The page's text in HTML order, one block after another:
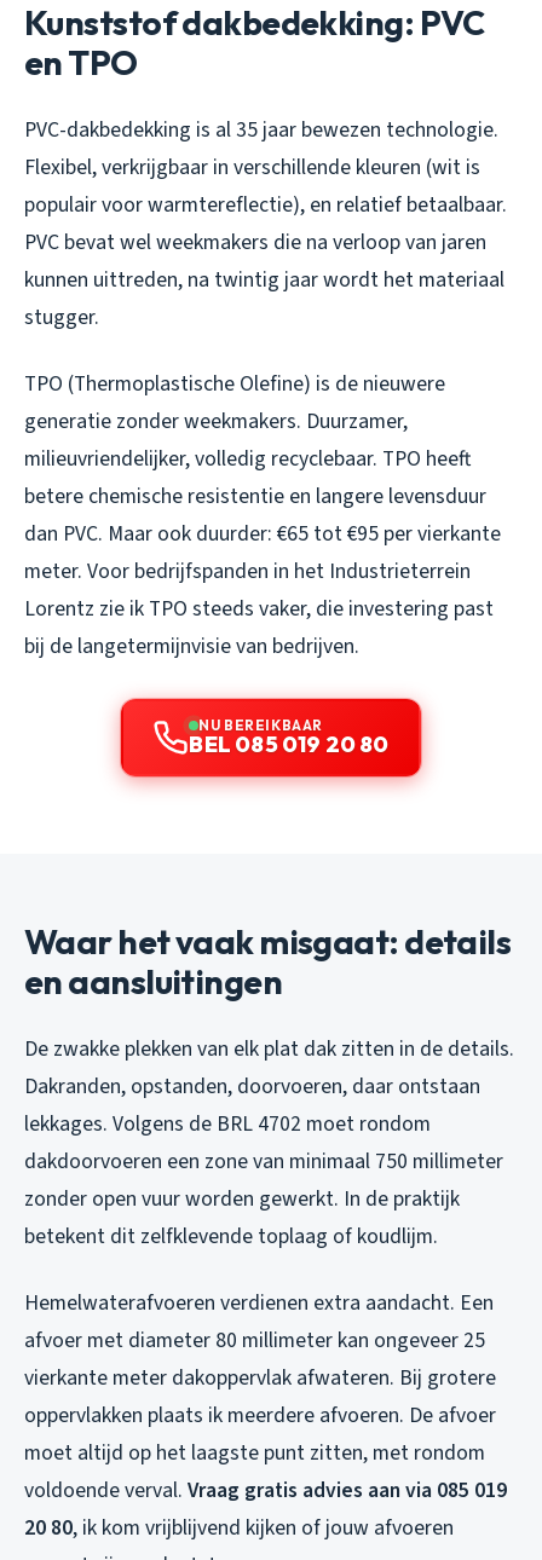
Kunststof dakbedekking: PVC
en TPO
PVC-dakbedekking is al 35 jaar bewezen technologie.
Flexibel, verkrijgbaar in verschillende kleuren (wit is
populair voor warmtereflectie), en relatief betaalbaar.
PVC bevat wel weekmakers die na verloop van jaren
kunnen uittreden, na twintig jaar wordt het materiaal
stugger.
TPO (Thermoplastische Olefine) is de nieuwere
generatie zonder weekmakers. Duurzamer,
milieuvriendelijker, volledig recyclebaar. TPO heeft
betere chemische resistentie en langere levensduur
dan PVC. Maar ook duurder: €65 tot €95 per vierkante
meter. Voor bedrijfspanden in het Industrieterrein
Lorentz zie ik TPO steeds vaker, die investering past
bij de langetermijnvisie van bedrijven.
NU BEREIKBAAR
BEL 085 019 20 80
Waar het vaak misgaat: details
en aansluitingen
De zwakke plekken van elk plat dak zitten in de details.
Dakranden, opstanden, doorvoeren, daar ontstaan
lekkages. Volgens de BRL 4702 moet rondom
dakdoorvoeren een zone van minimaal 750 millimeter
zonder open vuur worden gewerkt. In de praktijk
betekent dit zelfklevende toplaag of koudlijm.
Hemelwaterafvoeren verdienen extra aandacht. Een
afvoer met diameter 80 millimeter kan ongeveer 25
vierkante meter dakoppervlak afwateren. Bij grotere
oppervlakken plaats ik meerdere afvoeren. De afvoer
moet altijd op het laagste punt zitten, met rondom
voldoende verval. Vraag gratis advies aan via 085 019
20 80, ik kom vrijblijvend kijken of jouw afvoeren